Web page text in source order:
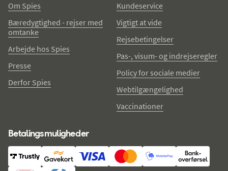
Om Spies
Bæredygtighed - rejser med
omtanke
Arbejde hos Spies
Presse
Derfor Spies
Kundeservice
Vigtigt at vide
Rejsebetingelser
Pas-, visum- og indrejseregler
Policy for sociale medier
Webtilgængelighed
Vaccinationer
Betalingsmuligheder